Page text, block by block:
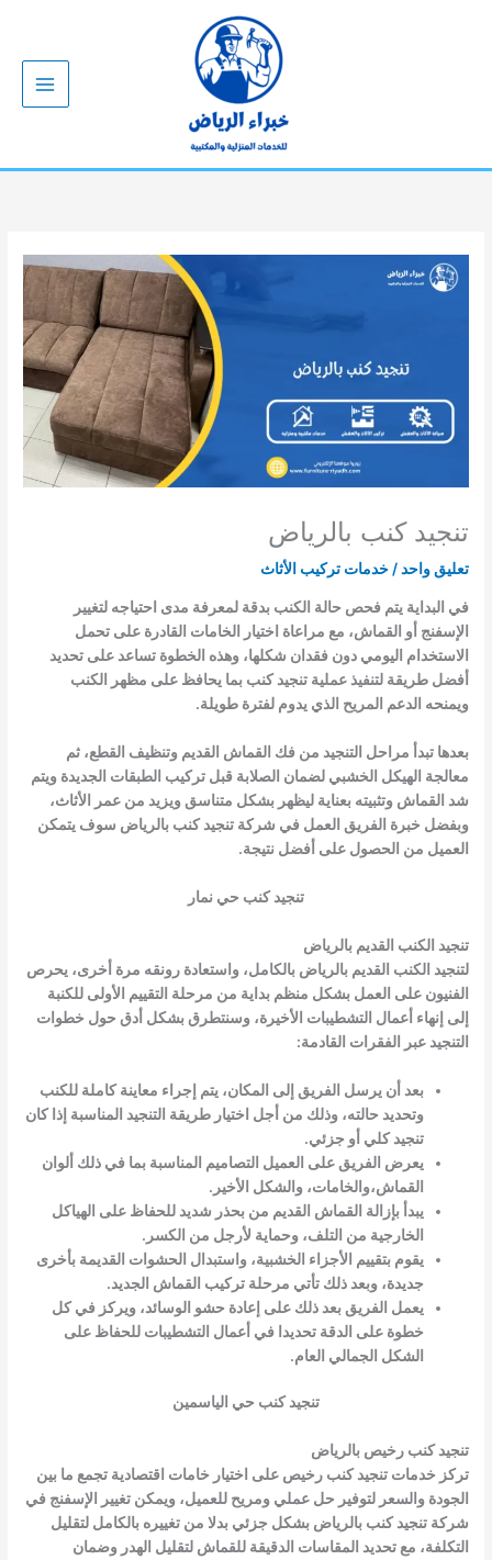
تنجيد كنب بالرياض
تعليق واحد/خدمات تركيب الأثاث
في البداية يتم فحص حالة الكنب بدقة لمعرفة مدى احتياجه لتغيير
الإسفنج أو القماش، مع مراعاة اختيار الخامات القادرة على تحمل
الاستخدام اليومي دون فقدان شكلها، وهذه الخطوة تساعد على تحديد
أفضل طريقة لتنفيذ عملية تنجيد كنب بما يحافظ على مظهر الكنب
ويمنحه الدعم المريح الذي يدوم لفترة طويلة.
بعدها تبدأ مراحل التنجيد من فك القماش القديم وتنظيف القطع، ثم
معالجة الهيكل الخشبي لضمان الصلابة قبل تركيب الطبقات الجديدة ويتم
شد القماش وتثبيته بعناية ليظهر بشكل متناسق ويزيد من عمر الأثاث،
وبفضل خبرة الفريق العمل في شركة تنجيد كنب بالرياض سوف يتمكن
العميل من الحصول على أفضل نتيجة.
تنجيد كنب حي نمار
تنجيد الكنب القديم بالرياض
لتنجيد الكنب القديم بالرياض بالكامل، واستعادة رونقه مرة أخرى، يحرص
الفنيون على العمل بشكل منظم بداية من مرحلة التقييم الأولى للكنبة
إلى إنهاء أعمال التشطيبات الأخيرة، وسنتطرق بشكل أدق حول خطوات
التنجيد عبر الفقرات القادمة:
بعد أن يرسل الفريق إلى المكان، يتم إجراء معاينة كاملة للكنب
وتحديد حالته، وذلك من أجل اختيار طريقة التنجيد المناسبة إذا كان
تنجيد كلي أو جزئي.
يعرض الفريق على العميل التصاميم المناسبة بما في ذلك ألوان
القماش،والخامات، والشكل الأخير.
يبدأ بإزالة القماش القديم من بحذر شديد للحفاظ على الهياكل
الخارجية من التلف، وحماية لأرجل من الكسر.
يقوم بتقييم الأجزاء الخشبية، واستبدال الحشوات القديمة بأخرى
جديدة، وبعد ذلك تأتي مرحلة تركيب القماش الجديد.
يعمل الفريق بعد ذلك على إعادة حشو الوسائد، ويركز في كل
خطوة على الدقة تحديدا في أعمال التشطيبات للحفاظ على
الشكل الجمالي العام.
تنجيد كنب حي الياسمين
تنجيد كنب رخيص بالرياض
تركز خدمات تنجيد كنب رخيص على اختيار خامات اقتصادية تجمع ما بين
الجودة والسعر لتوفير حل عملي ومريح للعميل، ويمكن تغيير الإسفنج في
شركة تنجيد كنب بالرياض بشكل جزئي بدلا من تغييره بالكامل لتقليل
التكلفة، مع تحديد المقاسات الدقيقة للقماش لتقليل الهدر وضمان